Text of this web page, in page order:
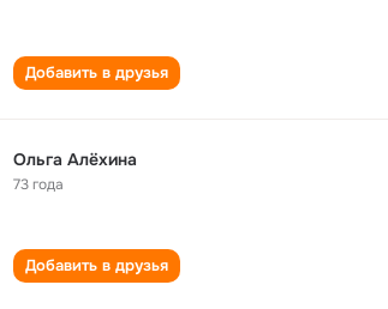
Добавить в друзья
Ольга Алëхина
73 года
Добавить в друзья